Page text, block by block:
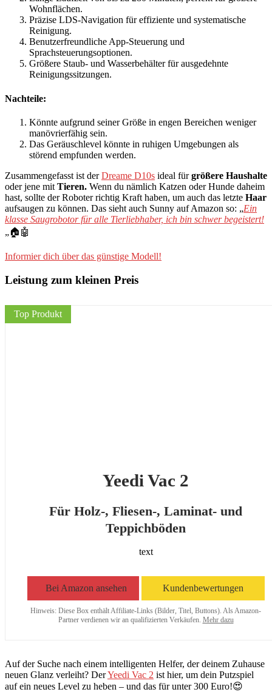
Wohnflächen.
Präzise LDS-Navigation für effiziente und systematische
Reinigung.
Benutzerfreundliche App-Steuerung und
Sprachsteuerungsoptionen.
Größere Staub- und Wasserbehälter für ausgedehnte
Reinigungssitzungen.
Nachteile:
Könnte aufgrund seiner Größe in engen Bereichen weniger
manövrierfähig sein.
Das Geräuschlevel könnte in ruhigen Umgebungen als
störend empfunden werden.
Zusammengefasst ist derDreame D10s ideal fürgrößere Haushalte
oder jene mit Tieren. Wenn du nämlich Katzen oder Hunde daheim
hast, sollte der Roboter richtig Kraft haben, um auch das letzte Haar
aufsaugen zu können. Das sieht auch Sunny auf Amazon so: „Ein
klasse Saugrobotor für alle Tierliebhaber, ich bin schwer begeistert!
„🏠🤖
Informier dich über das günstige Modell!
Leistung zum kleinen Preis
Top Produkt
Yeedi Vac 2
Für Holz-, Fliesen-, Laminat- und
Teppichböden
text
Bei Amazon ansehen Kundenbewertungen
Hinweis: Diese Box enthält Affiliate-Links (Bilder, Titel, Buttons). Als Amazon-
Partner verdienen wir an qualifizierten Verkäufen. Mehr dazu
Auf der Suche nach einem intelligenten Helfer, der deinem Zuhause
neuen Glanz verleiht? DerYeedi Vac 2 ist hier, um dein Putzspiel
auf ein neues Level zu heben – und das für unter 300 Euro!😍